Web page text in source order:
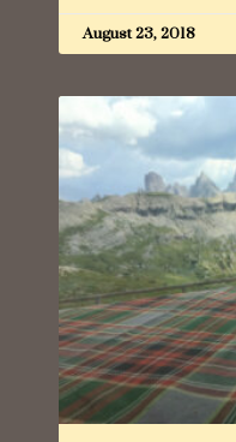
August 23, 2018